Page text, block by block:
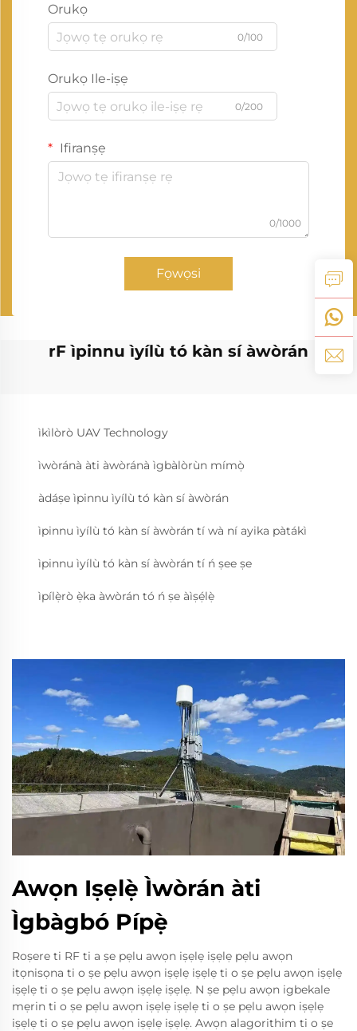
Orukọ
0/100
Orukọ Ile-iṣẹ
0/200
Ifiranṣẹ
0/1000
Fọwọsi
rF ìpinnu ìyílù tó kàn sí àwòrán
ìkìlòrò UAV Technology
ìwòránà àti àwòránà ìgbàlòrùn mímọ̀
àdáṣe ìpinnu ìyílù tó kàn sí àwòrán
ìpinnu ìyílù tó kàn sí àwòrán tí wà ní ayika pàtákì
ìpinnu ìyílù tó kàn sí àwòrán tí ń ṣee ṣe
ìpílẹ̀rò ẹ̀ka àwòrán tó ń ṣe àìṣẹ́lẹ̀
Awọn Iṣẹlẹ̀ Ìwòrán àti
Ìgbàgbó Pípẹ̀
Roṣere ti RF ti a ṣe pẹlu awọn iṣẹlẹ iṣẹlẹ pẹlu awọn
itọnisọna ti o ṣe pẹlu awọn iṣẹlẹ iṣẹlẹ ti o ṣe pẹlu awọn iṣẹlẹ
iṣẹlẹ ti o ṣe pẹlu awọn iṣẹlẹ iṣẹlẹ. N ṣe pẹlu awọn igbekale
mẹrin ti o ṣe pẹlu awọn iṣẹlẹ iṣẹlẹ ti o ṣe pẹlu awọn iṣẹlẹ
iṣẹlẹ ti o ṣe pẹlu awọn iṣẹlẹ iṣẹlẹ. Awọn alagorithim ti o ṣe